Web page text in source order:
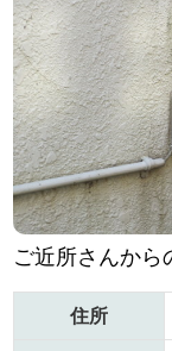
ご近所さんから
住所